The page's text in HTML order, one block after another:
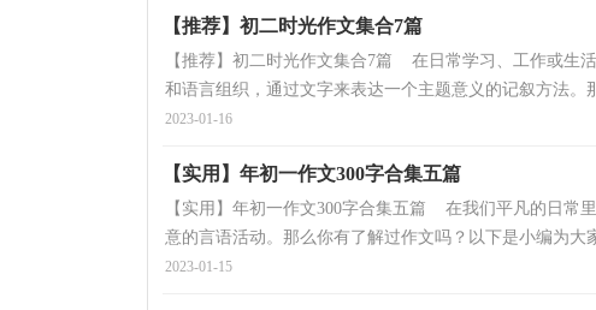
【推荐】初二时光作文集合7篇
【推荐】初二时光作文集合7篇 在日常学习、工作或生
和语言组织，通过文字来表达一个主题意义的记叙方法。
2023-01-16
【实用】年初一作文300字合集五篇
【实用】年初一作文300字合集五篇 在我们平凡的日常
意的言语活动。那么你有了解过作文吗？以下是小编为大
2023-01-15